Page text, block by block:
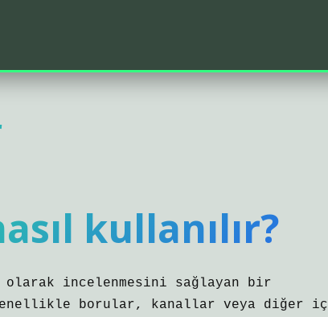
kullanılır?
incelenmesini sağlayan bir
borular, kanallar veya diğer iç